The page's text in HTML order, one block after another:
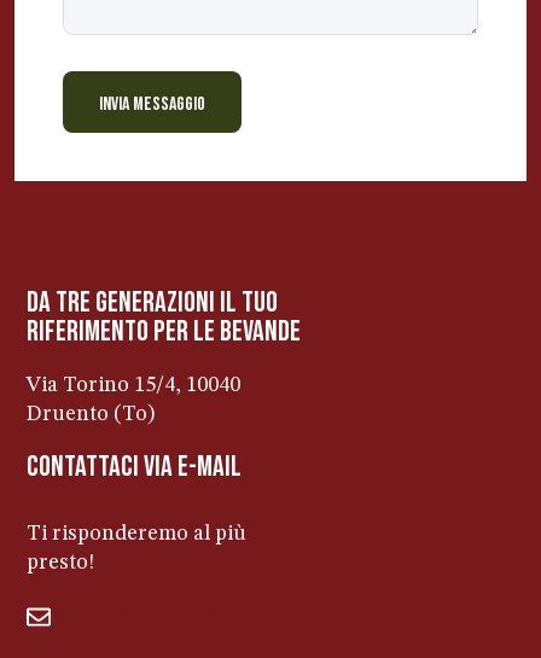
INVIA MESSAGGIO
da tre generazioni il tuo
riferimento per le bevanDe
Via Torino 15/4, 10040
Druento (To)
contattaci via e-mail
Ti risponderemo al più
presto!